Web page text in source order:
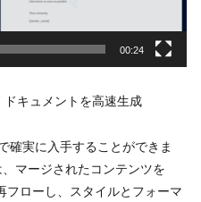
00:24
キュメントを高速生成
確実に入手することができま
マージされたコンテンツを
ローし、スタイルとフォーマ